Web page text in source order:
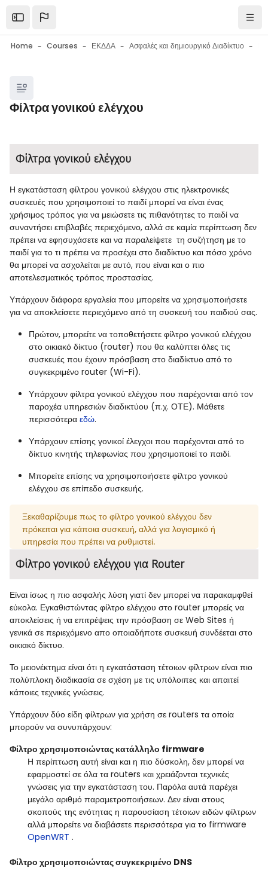
Open the sidebar
Home Courses ΕΚΔΔΑ Ασφαλές και δημιουργικό Διαδίκτυο
Blocks
Φίλτρα γονικού ελέγχου
Blocks
Φίλτρα γονικού ελέγχου
Η εγκατάσταση φίλτρου γονικού ελέγχου στις ηλεκτρονικές
συσκευές που χρησιμοποιεί το παιδί μπορεί να είναι ένας
χρήσιμος τρόπος για να μειώσετε τις πιθανότητες το παιδί να
συναντήσει επιβλαβές περιεχόμενο, αλλά σε καμία περίπτωση δεν
πρέπει να εφησυχάσετε και να παραλείψετε τη συζήτηση με το
παιδί για το τι πρέπει να προσέχει στο διαδίκτυο και πόσο χρόνο
θα μπορεί να ασχολείται με αυτό, που είναι και ο πιο
αποτελεσματικός τρόπος προστασίας.
Υπάρχουν διάφορα εργαλεία που μπορείτε να χρησιμοποιήσετε
για να αποκλείσετε περιεχόμενο από τη συσκευή του παιδιού σας.
Πρώτον, μπορείτε να τοποθετήσετε φίλτρο γονικού ελέγχου
στο οικιακό δίκτυο (router) που θα καλύπτει όλες τις
συσκευές που έχουν πρόσβαση στο διαδίκτυο από το
συγκεκριμένο router (Wi-Fi).
Υπάρχουν φίλτρα γονικού ελέγχου που παρέχονται από τον
παροχέα υπηρεσιών διαδικτύου (π.χ. ΟΤΕ). Μάθετε
περισσότερα εδώ.
Υπάρχουν επίσης γονικοί έλεγχοι που παρέχονται από το
δίκτυο κινητής τηλεφωνίας που χρησιμοποιεί το παιδί.
Μπορείτε επίσης να χρησιμοποιήσετε φίλτρο γονικού
ελέγχου σε επίπεδο συσκευής.
Ξεκαθαρίζουμε πως το φίλτρο γονικού ελέγχου δεν
πρόκειται για κάποια συσκευή, αλλά για λογισμικό ή
υπηρεσία που πρέπει να ρυθμιστεί.
Φίλτρο γονικού ελέγχου για Router
Είναι ίσως η πιο ασφαλής λύση γιατί δεν μπορεί να παρακαμφθεί
εύκολα. Εγκαθιστώντας φίλτρο ελέγχου στο router μπορείς να
αποκλείσεις ή να επιτρέψεις την πρόσβαση σε Web Sites ή
γενικά σε περιεχόμενο απο οποιαδήποτε συσκευή συνδέεται στο
οικιακό δίκτυο.
Το μειονέκτημα είναι ότι η εγκατάσταση τέτοιων φίλτρων είναι πιο
πολύπλοκη διαδικασία σε σχέση με τις υπόλοιπες και απαιτεί
κάποιες τεχνικές γνώσεις.
Υπάρχουν δύο είδη φίλτρων για χρήση σε routers τα οποία
μπορούν να συνυπάρχουν:
Φίλτρο χρησιμοποιώντας κατάλληλο firmware
Η περίπτωση αυτή είναι και η πιο δύσκολη, δεν μπορεί να
εφαρμοστεί σε όλα τα routers και χρειάζονται τεχνικές
γνώσεις για την εγκατάσταση του. Παρόλα αυτά παρέχει
μεγάλο αριθμό παραμετροποιήσεων. Δεν είναι στους
σκοπούς της ενότητας η παρουσίαση τέτοιων ειδών φίλτρων
αλλά μπορείτε να διαβάσετε περισσότερα για το firmware
OpenWRT .
Φίλτρο χρησιμοποιώντας συγκεκριμένο DNS